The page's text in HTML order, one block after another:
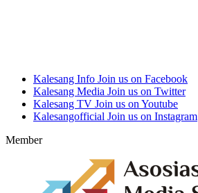
Kalesang Info Join us on Facebook
Kalesang Media Join us on Twitter
Kalesang TV Join us on Youtube
Kalesangofficial Join us on Instagram
Member